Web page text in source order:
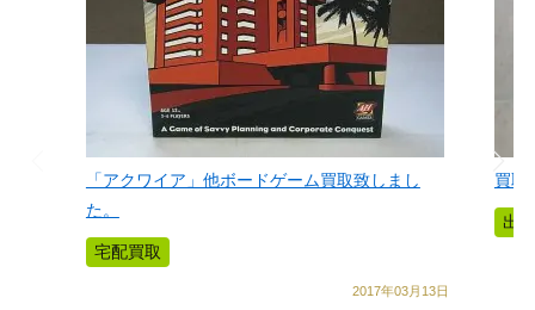
「アクワイア」他ボードゲーム買取致しまし
た。
宅配買取
2017年03月13日
買取
出